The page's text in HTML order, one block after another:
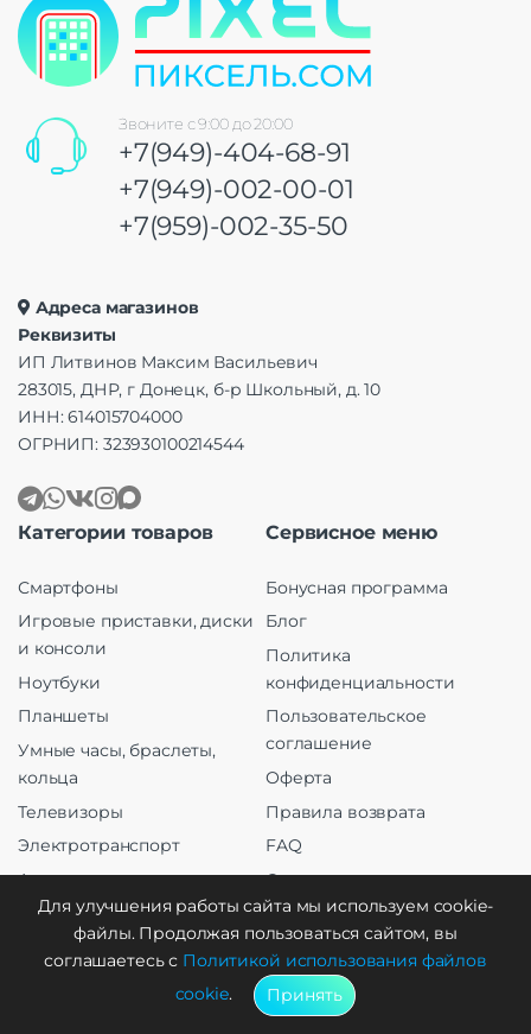
Звоните с 9:00 до 20:00
+7(949)-404-68-91
+7(949)-002-00-01
+7(959)-002-35-50
Адреса магазинов
Реквизиты
ИП Литвинов Максим Васильевич
283015, ДНР, г Донецк, б-р Школьный, д. 10
ИНН: 614015704000
ОГРНИП: 323930100214544
Категории товаров
Смартфоны
Игровые приставки, диски
и консоли
Ноутбуки
Планшеты
Умные часы, браслеты,
кольца
Телевизоры
Электротранспорт
Аудио
Бытовая техника
Аксессуары
Мобильные телефоны
Сервисное меню
Бонусная программа
Блог
Политика
конфиденциальности
Пользовательское
соглашение
Оферта
Правила возврата
FAQ
Сравнение
Мой аккаунт
Контакты
Для улучшения работы сайта мы используем cookie-
файлы. Продолжая пользоваться сайтом, вы
соглашаетесь с Политикой использования файлов
cookie. Принять